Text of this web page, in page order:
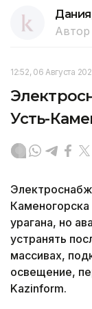
Автор
12:52, 06 Августа
Усть-
урагана, но
устранять
массивах,
освещение,
Kazinform.